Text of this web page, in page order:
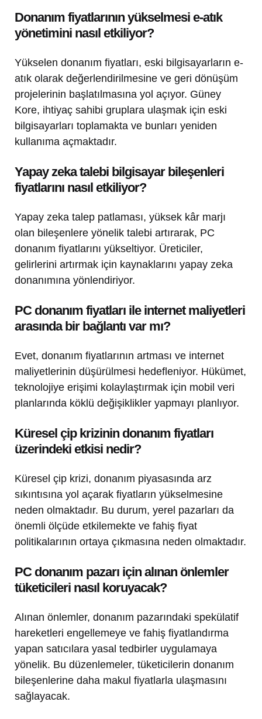
Donanım fiyatlarının yükselmesi e-atık
yönetimini nasıl etkiliyor?
Yükselen donanım fiyatları, eski bilgisayarların e-
atık olarak değerlendirilmesine ve geri dönüşüm
projelerinin başlatılmasına yol açıyor. Güney
Kore, ihtiyaç sahibi gruplara ulaşmak için eski
bilgisayarları toplamakta ve bunları yeniden
kullanıma açmaktadır.
Yapay zeka talebi bilgisayar bileşenleri
fiyatlarını nasıl etkiliyor?
Yapay zeka talep patlaması, yüksek kâr marjı
olan bileşenlere yönelik talebi artırarak, PC
donanım fiyatlarını yükseltiyor. Üreticiler,
gelirlerini artırmak için kaynaklarını yapay zeka
donanımına yönlendiriyor.
PC donanım fiyatları ile internet maliyetleri
arasında bir bağlantı var mı?
Evet, donanım fiyatlarının artması ve internet
maliyetlerinin düşürülmesi hedefleniyor. Hükümet,
teknolojiye erişimi kolaylaştırmak için mobil veri
planlarında köklü değişiklikler yapmayı planlıyor.
Küresel çip krizinin donanım fiyatları
üzerindeki etkisi nedir?
Küresel çip krizi, donanım piyasasında arz
sıkıntısına yol açarak fiyatların yükselmesine
neden olmaktadır. Bu durum, yerel pazarları da
önemli ölçüde etkilemekte ve fahiş fiyat
politikalarının ortaya çıkmasına neden olmaktadır.
PC donanım pazarı için alınan önlemler
tüketicileri nasıl koruyacak?
Alınan önlemler, donanım pazarındaki spekülatif
hareketleri engellemeye ve fahiş fiyatlandırma
yapan satıcılara yasal tedbirler uygulamaya
yönelik. Bu düzenlemeler, tüketicilerin donanım
bileşenlerine daha makul fiyatlarla ulaşmasını
sağlayacak.